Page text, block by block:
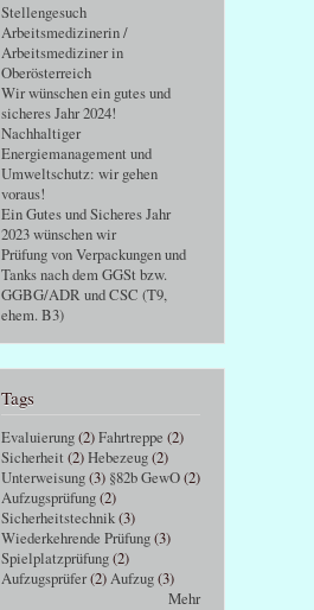
Stellengesuch
Arbeitsmedizinerin /
Arbeitsmediziner in
Oberösterreich
Wir wünschen ein gutes und
sicheres Jahr 2024!
Nachhaltiger
Energiemanagement und
Umweltschutz: wir gehen
voraus!
Ein Gutes und Sicheres Jahr
2023 wünschen wir
Prüfung von Verpackungen und
Tanks nach dem GGSt bzw.
GGBG/ADR und CSC (T9,
ehem. B3)
Tags
Evaluierung(2)Fahrtreppe (2)
Sicherheit (2)Hebezeug(2)
Unterweisung(3) §82b GewO(2)
Aufzugsprüfung(2)
Sicherheitstechnik(3)
Wiederkehrende Prüfung(3)
Spielplatzprüfung(2)
Aufzugsprüfer(2)Aufzug(3)
Mehr